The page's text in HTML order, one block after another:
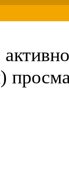
активно